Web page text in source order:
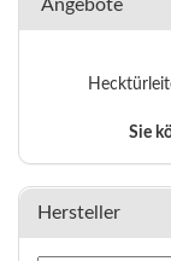
Angebote
Sie
Hersteller